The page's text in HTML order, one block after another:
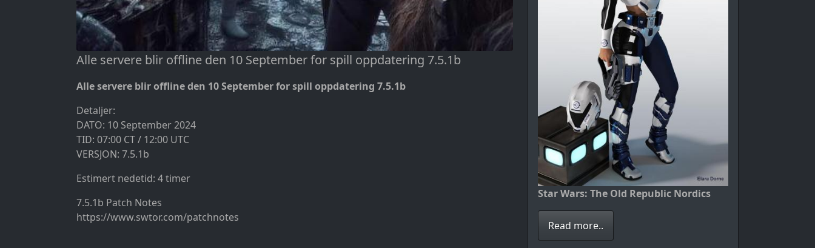
Alle servere blir offline den 10 September for spill oppdatering 7.5.1b
Alle servere blir offline den 10 September for spill oppdatering 7.5.1b
Detaljer:
DATO: 10 September 2024
TID: 07:00 CT / 12:00 UTC
VERSJON: 7.5.1b
Estimert nedetid: 4 timer
7.5.1b Patch Notes
https://www.swtor.com/patchnotes
Star Wars: The Old Republic Nordics
Read more..